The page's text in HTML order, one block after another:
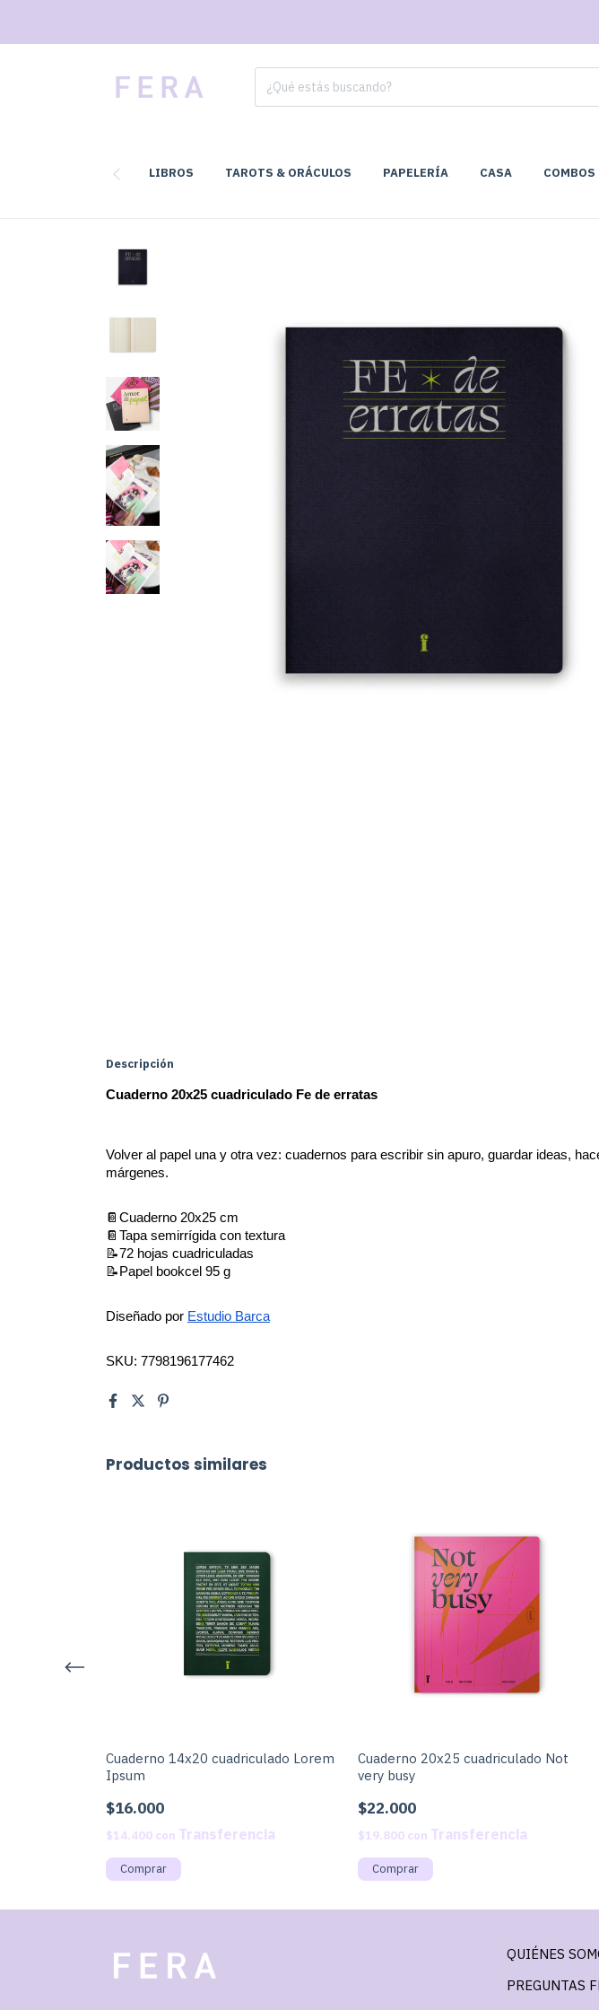
LIBROS TAROTS & ORÁCULOS PAPELERÍA CASA
Descripción
Cuaderno 20x25 cuadriculado Fe de erratas
Volver al papel una y otra vez: cuadernos para escribir sin apuro, guardar ideas,
márgenes.
📔Cuaderno 20x25 cm
📔Tapa semirrígida con textura
📝72 hojas cuadriculadas
📝Papel bookcel 95 g
Diseñado por Estudio Barca
SKU: 7798196177462
Productos similares
Cuaderno 14x20 cuadriculado Lorem
Ipsum
$16.000
$14.400 con
Cuaderno 20x25 cuadriculado Not
very busy
$22.000
$19.800 con
QUIÉNES
PREGUNTAS